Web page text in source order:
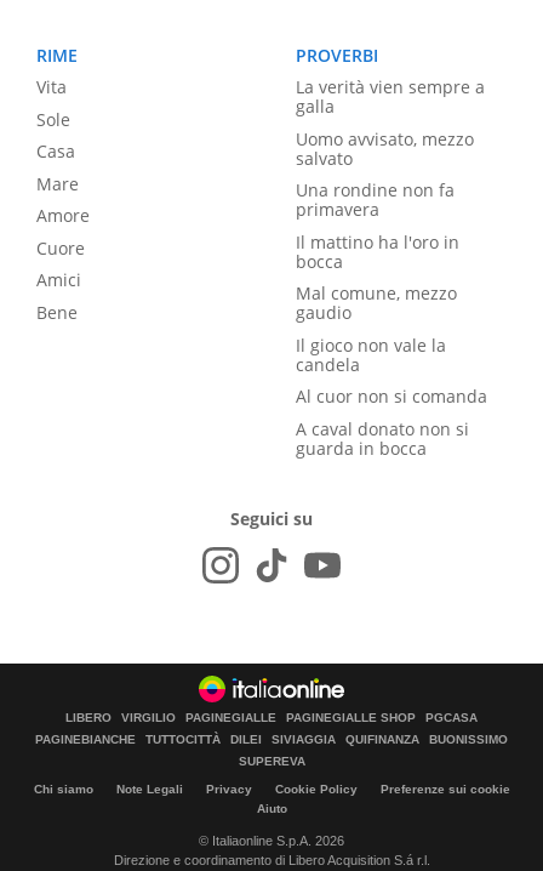
RIME
Vita
Sole
Casa
Mare
Amore
Cuore
Amici
Bene
PROVERBI
La verità vien sempre a
galla
Uomo avvisato, mezzo
salvato
Una rondine non fa
primavera
Il mattino ha l'oro in
bocca
Mal comune, mezzo
gaudio
Il gioco non vale la
candela
Al cuor non si comanda
A caval donato non si
guarda in bocca
Seguici su
LIBERO VIRGILIO PAGINEGIALLE PAGINEGIALLE SHOP
PGCASA
PAGINEBIANCHE
TUTTOCITTÀ DILEI SIVIAGGIA QUIFINANZA
BUONISSIMO
SUPEREVA
Chi siamo Note Legali Privacy Cookie Policy
Preferenze sui cookie
Aiuto
© Italiaonline S.p.A. 2026
Direzione e coordinamento di Libero Acquisition S.á r.l.